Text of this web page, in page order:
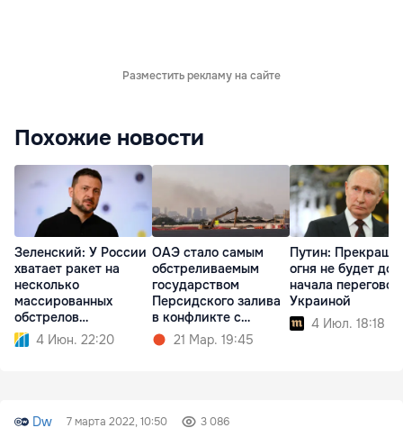
Разместить рекламу на сайте
Похожие новости
Зеленский: У России
хватает ракет на
несколько
массированных
обстрелов
ежемесячно
4 Июн. 22:20
ОАЭ стало самым
обстреливаемым
государством
Персидского залива
в конфликте с
Ираном
21 Мар. 19:45
Путин:
огня не будет до
начала
Украиной
4 Июл. 18:18
Dw 7 марта 2022, 10:50 3 086